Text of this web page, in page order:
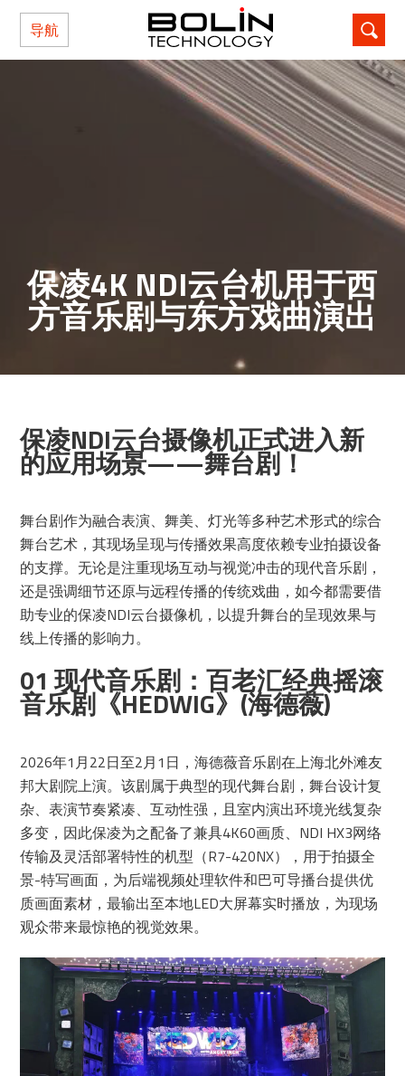
导航
保凌4K NDI云台机用于西
方音乐剧与东方戏曲演出
保凌NDI云台摄像机正式进入新
的应用场景——舞台剧！
舞台剧作为融合表演、舞美、灯光等多种艺术形式的综合
舞台艺术，其现场呈现与传播效果高度依赖专业拍摄设备
的支撑。无论是注重现场互动与视觉冲击的现代音乐剧，
还是强调细节还原与远程传播的传统戏曲，如今都需要借
助专业的保凌NDI云台摄像机，以提升舞台的呈现效果与
线上传播的影响力。
01 现代音乐剧：百老汇经典摇滚
音乐剧《HEDWIG》(海德薇)
2026年1月22日至2月1日，海德薇音乐剧在上海北外滩友
邦大剧院上演。该剧属于典型的现代舞台剧，舞台设计复
杂、表演节奏紧凑、互动性强，且室内演出环境光线复杂
多变，因此保凌为之配备了兼具4K60画质、NDI HX3网络
传输及灵活部署特性的机型（R7-420NX），用于拍摄全
景-特写画面，为后端视频处理软件和巴可导播台提供优
质画面素材，最输出至本地LED大屏幕实时播放，为现场
观众带来最惊艳的视觉效果。